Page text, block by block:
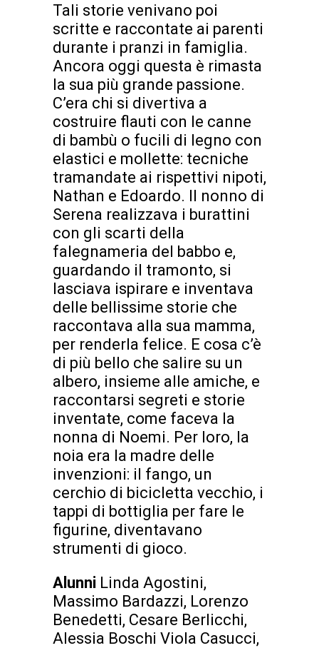
Tali storie venivano poi
scritte e raccontate ai parenti
durante i pranzi in famiglia.
Ancora oggi questa è rimasta
la sua più grande passione.
C’era chi si divertiva a
costruire flauti con le canne
di bambù o fucili di legno con
elastici e mollette: tecniche
tramandate ai rispettivi nipoti,
Nathan e Edoardo. Il nonno di
Serena realizzava i burattini
con gli scarti della
falegnameria del babbo e,
guardando il tramonto, si
lasciava ispirare e inventava
delle bellissime storie che
raccontava alla sua mamma,
per renderla felice. E cosa c’è
di più bello che salire su un
albero, insieme alle amiche, e
raccontarsi segreti e storie
inventate, come faceva la
nonna di Noemi. Per loro, la
noia era la madre delle
invenzioni: il fango, un
cerchio di bicicletta vecchio, i
tappi di bottiglia per fare le
figurine, diventavano
strumenti di gioco.
Alunni Linda Agostini,
Massimo Bardazzi, Lorenzo
Benedetti, Cesare Berlicchi,
Alessia Boschi Viola Casucci,